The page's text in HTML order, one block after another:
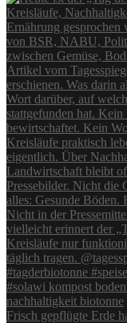
Frisch gepflügte Erde